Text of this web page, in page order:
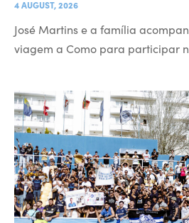
4 AUGUST, 2026
José Martins e a família
viagem a Como para participar